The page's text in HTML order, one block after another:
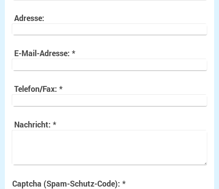
Adresse:
E-Mail-Adresse: *
Telefon/Fax: *
Nachricht: *
Captcha (Spam-Schutz-Code): *